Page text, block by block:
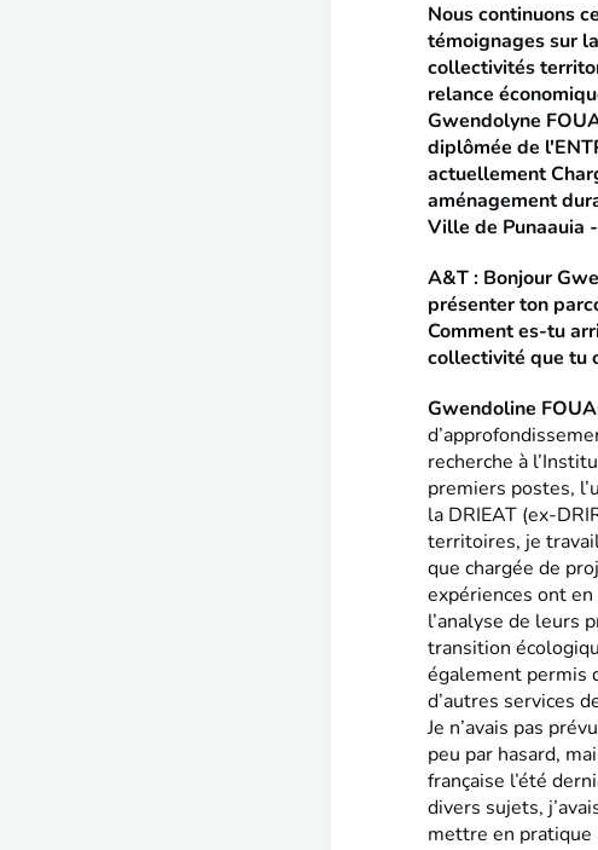
Nous continuons
témoignages sur
collectivités
relance
Gwendolyne
diplômée de
actuellement
aménagement
Ville de Punaauia
A&T : Bonjour
présenter ton
Comment es-tu
collectivité que tu
Gwendoline
recherche à
premiers postes,
la DRIEAT (ex-
territoires, je
que chargée de
expériences ont
l’analyse de leurs
transition
également permis
d’autres services
Je n’avais pas
peu par hasard,
française l’été
divers sujets,
mettre en pratique